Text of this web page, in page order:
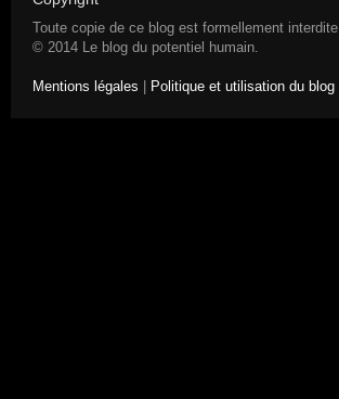
Toute copie de ce blog est formellement interdite.
© 2014 Le blog du potentiel humain.
Mentions légales | Politique et utilisation du blog